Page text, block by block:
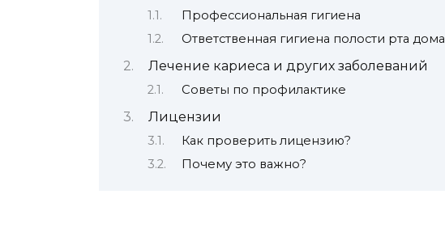
Профессиональная гигиена
Ответственная гигиена полости рта дома
Лечение кариеса и других заболеваний
Советы по профилактике
Лицензии
Как проверить лицензию?
Почему это важно?